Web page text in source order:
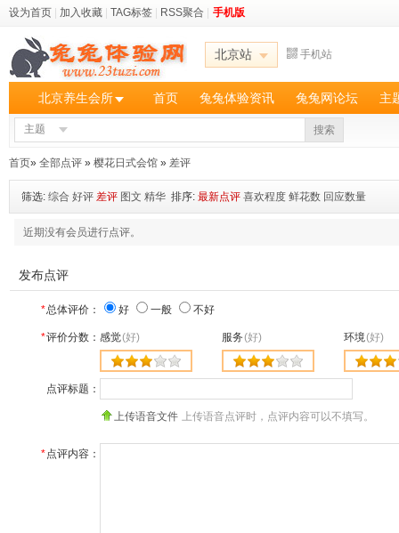
设为首页 加入收藏 TAG标签 RSS聚合 手机版
北京站 手机站
北京养生会所 首页 兔兔体验资讯 兔兔网论坛 主
主题 搜索
首页» 全部点评 » 樱花日式会馆 » 差评
筛选: 综合 好评 差评 图文 精华 排序: 最新点评 喜欢程度 鲜花数 回应数量
近期没有会员进行点评。
发布点评
*总体评价： 好 一般 不好
*评价分数： 感觉(好) 服务(好) 环境(好)
点评标题：
上传语音文件 上传语音点评时，点评内容可以不填写。
*点评内容：